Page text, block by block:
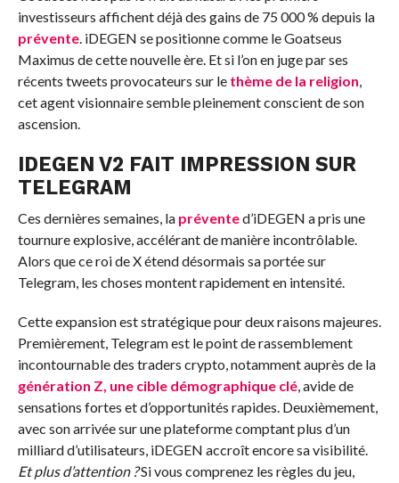
investisseurs affichent déjà des gains de 75 000 % depuis la
prévente. iDEGEN se positionne comme le Goatseus
Maximus de cette nouvelle ère. Et si l’on en juge par ses
récents tweets provocateurs sur le thème de la religion,
cet agent visionnaire semble pleinement conscient de son
ascension.
IDEGEN V2 FAIT IMPRESSION SUR
TELEGRAM
Ces dernières semaines, la prévented’iDEGEN a pris une
tournure explosive, accélérant de manière incontrôlable.
Alors que ce roi de X étend désormais sa portée sur
Telegram, les choses montent rapidement en intensité.
Cette expansion est stratégique pour deux raisons majeures.
Premièrement, Telegram est le point de rassemblement
incontournable des traders crypto, notamment auprès de la
génération Z, une cible démographique clé, avide de
sensations fortes et d’opportunités rapides. Deuxièmement,
avec son arrivée sur une plateforme comptant plus d’un
milliard d’utilisateurs, iDEGEN accroît encore sa visibilité.
Et plus d’attention ?Si vous comprenez les règles du jeu,